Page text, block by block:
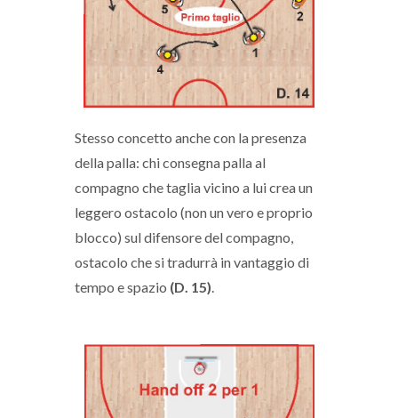
Stesso concetto anche con la presenza
della palla: chi consegna palla al
compagno che taglia vicino a lui crea un
leggero ostacolo (non un vero e proprio
blocco) sul difensore del compagno,
ostacolo che si tradurrà in vantaggio di
tempo e spazio (D. 15)